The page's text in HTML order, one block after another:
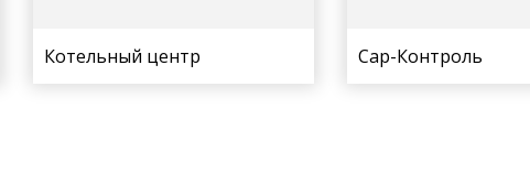
Котельный центр Сар-Контроль